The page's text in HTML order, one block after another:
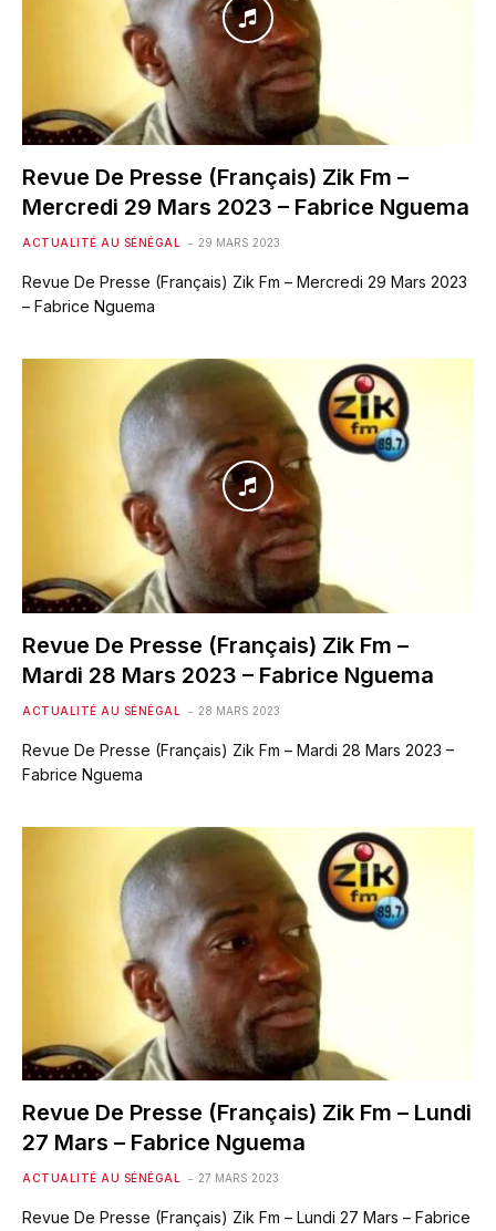
Revue De Presse (Français) Zik Fm –
Mercredi 29 Mars 2023 – Fabrice Nguema
ACTUALITÉ AU SÉNÉGAL 29 MARS 2023
Revue De Presse (Français) Zik Fm – Mercredi 29 Mars 2023
– Fabrice Nguema
Revue De Presse (Français) Zik Fm –
Mardi 28 Mars 2023 – Fabrice Nguema
ACTUALITÉ AU SÉNÉGAL 28 MARS 2023
Revue De Presse (Français) Zik Fm – Mardi 28 Mars 2023 –
Fabrice Nguema
Revue De Presse (Français) Zik Fm – Lundi
27 Mars – Fabrice Nguema
ACTUALITÉ AU SÉNÉGAL 27 MARS 2023
Revue De Presse (Français) Zik Fm – Lundi 27 Mars – Fabrice